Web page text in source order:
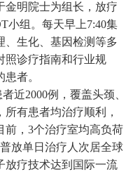
金明院士为组长，放疗
小组。每天早上7:40集
、生化、基因检测等多
照诊疗指南和行业规
者。
近2000例，覆盖头颈、
有患者均治疗顺利，
前，3个治疗室均高负荷
放单日治疗人次居全球
放疗技术达到国际一流